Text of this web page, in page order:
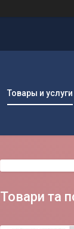
Товары и услуги
Товари та